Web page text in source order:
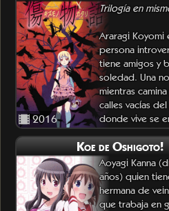
2016
Trilogía en
Araragi Koyomi
persona
tiene amigos y
soledad. Una
mientras
calles vacías
donde vive se
una
se habían
rumores
Koe de Oshigoto!
Aoyagi Kanna
años) quien
hermana de
que trabaja en